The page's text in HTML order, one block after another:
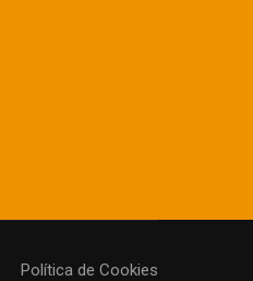
Política de Cookies